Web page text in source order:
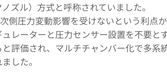
ズル）方式と呼称されていました。
側圧力変動影響を受けないという利点
レーターと圧力センサー設置を不要と
評価され、マルチチャンバー化で多系
した。